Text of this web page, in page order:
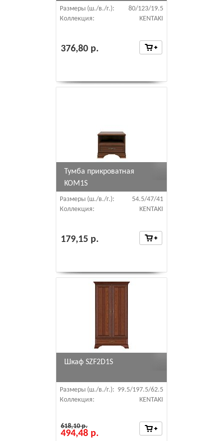
Размеры (ш./в./г.):
80/123/19.5
Коллекция:
KENTAKI
376,80 р.
Тумба прикроватная
KOM1S
Размеры (ш./в./г.):
54.5/47/41
Коллекция:
KENTAKI
179,15 р.
Шкаф SZF2D1S
Размеры (ш./в./г.): 99.5/197.5/62.5
Коллекция:
KENTAKI
618,10 р.
494,48 р.